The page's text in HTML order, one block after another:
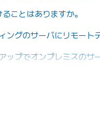
ことはありますか。
ングのサーバにリモート
ップでオンプレミスのサ